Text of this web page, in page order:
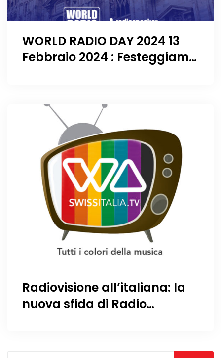
WORLD RADIO DAY 2024 13
Febbraio 2024 : Festeggiamo
Radiovisione all’italiana: la
nuova sfida di Radio